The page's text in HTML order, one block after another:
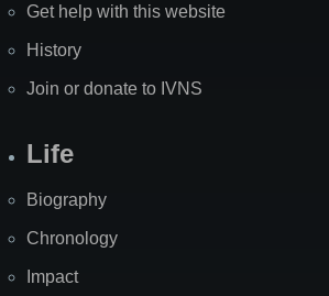
Get help with this website
History
Join or donate to IVNS
Life
Biography
Chronology
Impact